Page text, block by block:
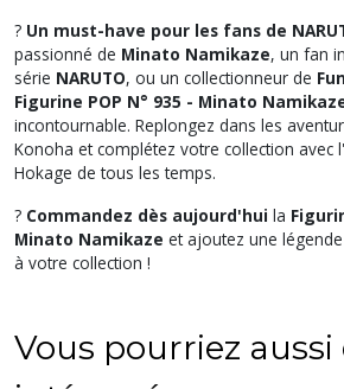
? Un must-have pour les fans de
passionné de Minato Namikaze, un fan
série NARUTO, ou un collectionneur de
Figurine POP N° 935 - Minato
incontournable. Replongez dans les
Konoha et complétez votre collection avec
Hokage de tous les temps.
? Commandez dès aujourd'hui la
Minato Namikaze et ajoutez une
à votre collection !
Vous pourriez aussi